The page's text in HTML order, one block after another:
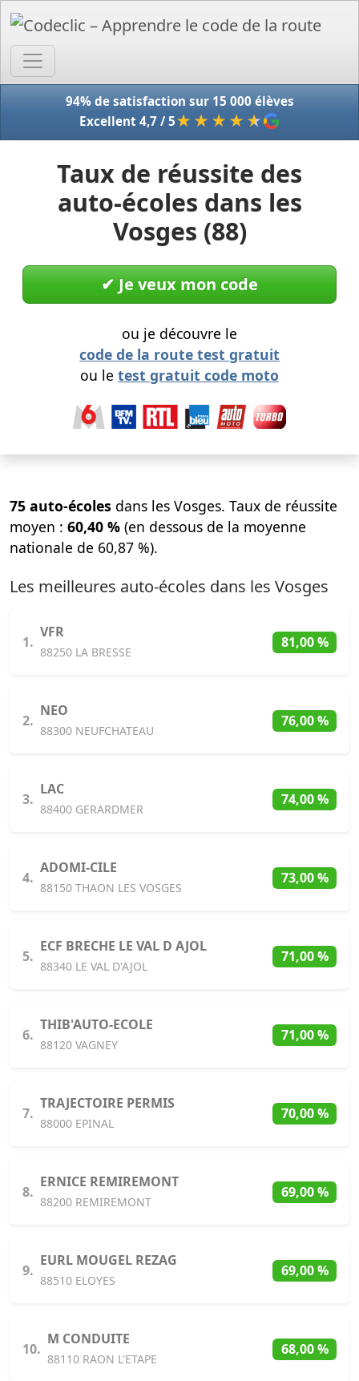
94% de satisfaction sur 15 000 élèves
Excellent 4,7 / 5★★★★ ★
Taux de réussite des
auto-écoles dans les
Vosges (88)
✔︎ Je veux mon code
ou je découvre le
code de la route test gratuit
ou le test gratuit code moto
75 auto-écoles dans les Vosges. Taux de réussite
moyen : 60,40 % (en dessous de la moyenne
nationale de 60,87 %).
Les meilleures auto-écoles dans les Vosges
1.
VFR
88250 LA BRESSE
81,00 %
2.
NEO
88300 NEUFCHATEAU
76,00 %
3.
LAC
88400 GERARDMER
74,00 %
4.
ADOMI-CILE
88150 THAON LES VOSGES
73,00 %
5.
ECF BRECHE LE VAL D AJOL
88340 LE VAL D'AJOL
71,00 %
6.
THIB'AUTO-ECOLE
88120 VAGNEY
71,00 %
7.
TRAJECTOIRE PERMIS
88000 EPINAL
70,00 %
8.
ERNICE REMIREMONT
88200 REMIREMONT
69,00 %
9.
EURL MOUGEL REZAG
88510 ELOYES
69,00 %
10.
M CONDUITE
88110 RAON L'ETAPE
68,00 %